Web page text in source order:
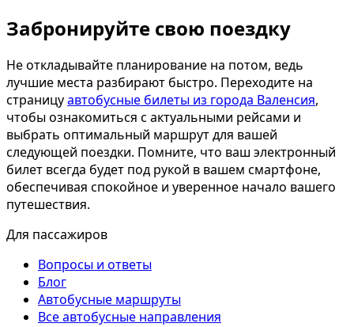
Забронируйте свою поездку
Не откладывайте планирование на потом, ведь
лучшие места разбирают быстро. Переходите на
страницуавтобусные билеты из города Валенсия,
чтобы ознакомиться с актуальными рейсами и
выбрать оптимальный маршрут для вашей
следующей поездки. Помните, что ваш электронный
билет всегда будет под рукой в вашем смартфоне,
обеспечивая спокойное и уверенное начало вашего
путешествия.
Для пассажиров
Вопросы и ответы
Блог
Автобусные маршруты
Все автобусные направления